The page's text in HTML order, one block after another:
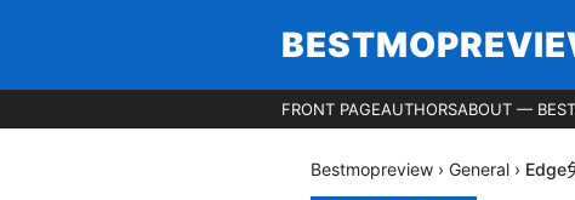
FRONT PAGEAUTHORSABOUT —
Bestmopreview › General › Edge